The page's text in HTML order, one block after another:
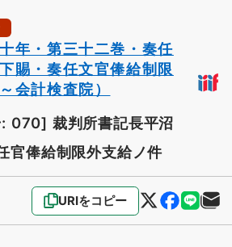
年・第三十二巻・奏任
賜・奏任文官俸給制限
会計検査院）
: 070] 裁判所書記長平沼
官俸給制限外支給ノ件
URIをコピー